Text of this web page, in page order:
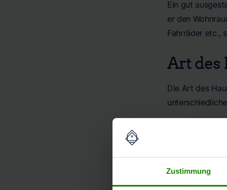
Zustimmung
Ein gut
er den
Fahrräder etc.,
Art des
Die Art des
ist. Sie
weniger